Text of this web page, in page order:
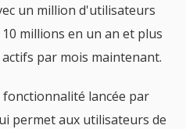
un million d'utilisateurs
millions en un an et plus
par mois maintenant.
fonctionnalité lancée par
permet aux utilisateurs de